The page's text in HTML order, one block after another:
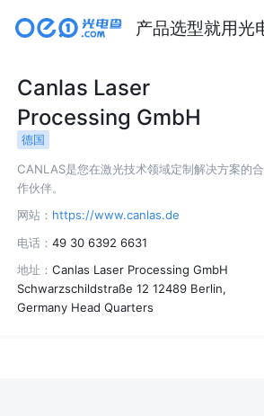
产品选型就用光
Canlas Laser
Processing GmbH
德国
CANLAS是您在激光技术领域定制解决方案的合
作伙伴。
网站： https://www.canlas.de
电话：49 30 6392 6631
地址：Canlas Laser Processing GmbH
Schwarzschildstraße 12 12489 Berlin,
Germany Head Quarters